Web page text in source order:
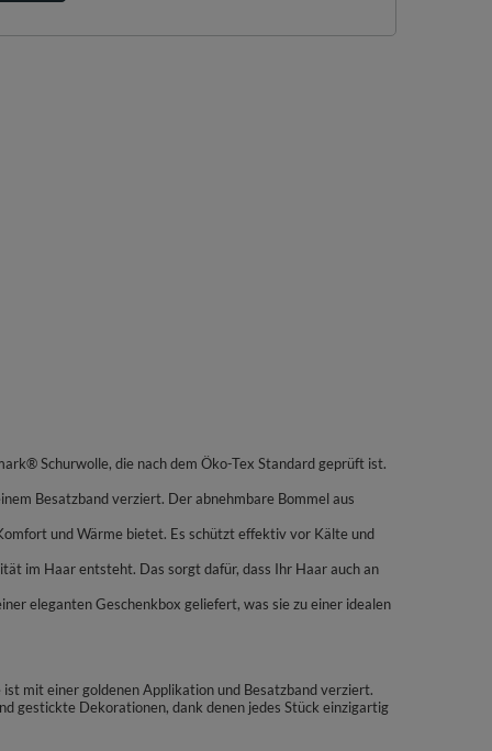
Schurwolle, die nach dem Öko-Tex Standard geprüft ist.
Besatzband verziert. Der abnehmbare Bommel aus
und Wärme bietet. Es schützt effektiv vor Kälte und
im Haar entsteht. Das sorgt dafür, dass Ihr Haar auch an
eleganten Geschenkbox geliefert, was sie zu einer idealen
mit einer goldenen Applikation und Besatzband verziert.
gestickte Dekorationen, dank denen jedes Stück einzigartig